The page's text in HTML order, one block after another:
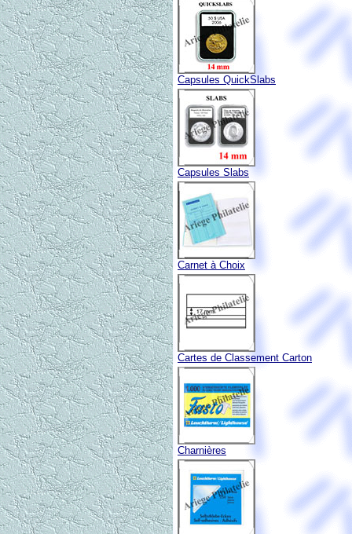
Capsules QuickSlabs
Capsules Slabs
Carnet à Choix
Cartes de Classement Carton
Charnières